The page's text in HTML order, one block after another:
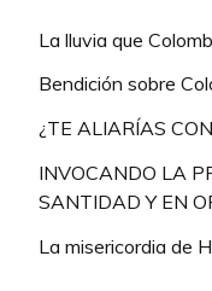
La lluvia que
Bendición sobre
¿TE ALIARÍAS
INVOCANDO LA
SANTIDAD Y EN
La misericordia de